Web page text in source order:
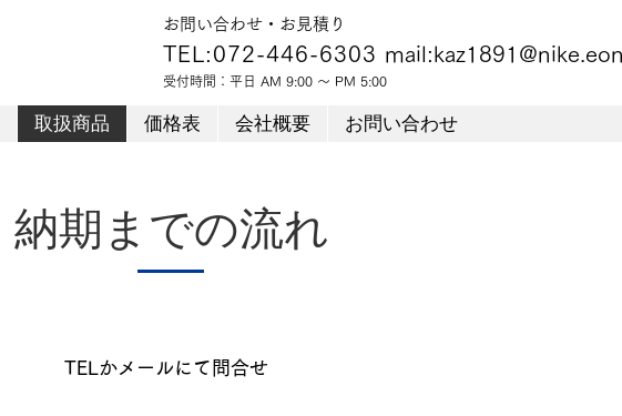
​お問い合わせ・お見積り
TEL:072-446-6303 mail:
受付時間：平日 AM 9:00 ～ PM 5:00
取扱商品 価格表 会社概要 お問い合わせ
納期までの流れ
TELかメールにて問合せ
取扱商品 価格表 会社概要 お問い合わせ